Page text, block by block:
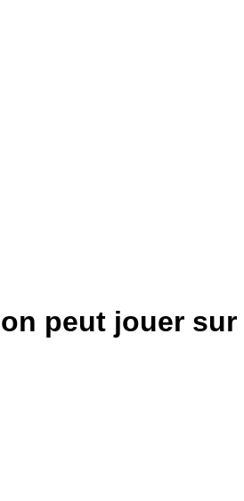
peut jouer